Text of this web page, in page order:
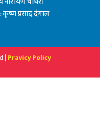
कृष्ण प्रसाद दंगाल
| Pravicy Policy